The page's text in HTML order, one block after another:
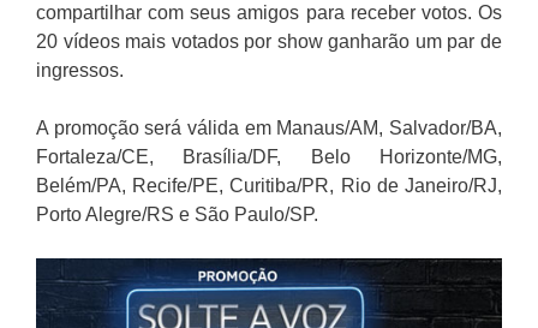
compartilhar com seus amigos para receber votos. Os
20 vídeos mais votados por show ganharão um par de
ingressos.
A promoção será válida em Manaus/AM, Salvador/BA,
Fortaleza/CE, Brasília/DF, Belo Horizonte/MG,
Belém/PA, Recife/PE, Curitiba/PR, Rio de Janeiro/RJ,
Porto Alegre/RS e São Paulo/SP.